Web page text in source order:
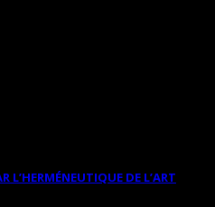
L’HERMÉNEUTIQUE DE L’ART